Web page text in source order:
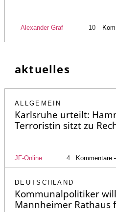
Alexander Graf 10
aktuelles
ALLGEMEIN
Karlsruhe urteilt:
Terroristin sitzt zu
JF-Online 4 Kommentare
DEUTSCHLAND
Kommunalpolitiker
Mannheimer Rathaus